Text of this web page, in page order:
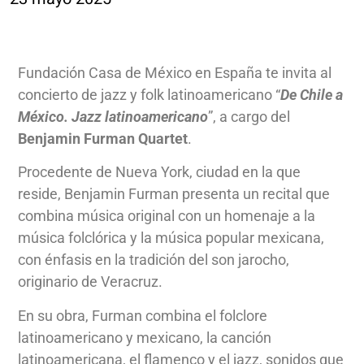
Fundación Casa de México en España te invita al
concierto de jazz y folk latinoamericano “De Chile a
México. Jazz latinoamericano”, a cargo del
Benjamin Furman Quartet.
Procedente de Nueva York, ciudad en la que
reside, Benjamin Furman presenta un recital que
combina música original con un homenaje a la
música folclórica y la música popular mexicana,
con énfasis en la tradición del son jarocho,
originario de Veracruz.
En su obra, Furman combina el folclore
latinoamericano y mexicano, la canción
latinoamericana, el flamenco y el jazz, sonidos que